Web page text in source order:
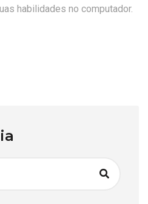
habilidades no computador.